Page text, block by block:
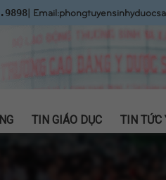
| Email:
TIN GIÁO DỤC TIN TỨC